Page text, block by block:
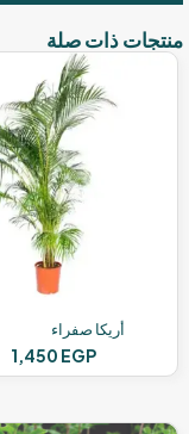
منتجات ذات صلة
أريكا صفراء
1,450 EGP